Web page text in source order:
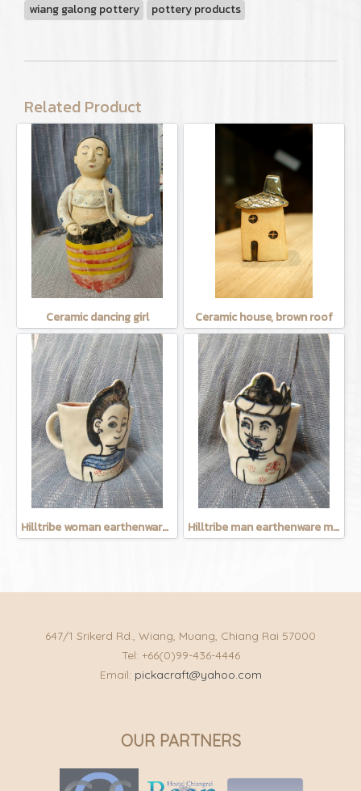
wiang galong pottery
pottery products
Related Product
Ceramic dancing girl Ceramic house, brown roof
Hilltribe woman earthenware mug Hilltribe man earthenware mug
647/1 Srikerd Rd., Wiang, Muang, Chiang Rai 57000
Tel: +66(0)99-436-4446
Email: pickacraft@yahoo.com
OUR PARTNERS